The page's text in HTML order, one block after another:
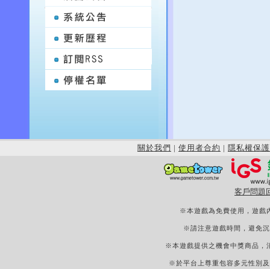
關於我們 | 使用者合約 | 隱私權保護
客戶問題
※本遊戲為免費使用，遊戲
※請注意遊戲時間，避免
※本遊戲提供之機會中獎商品，
※於平台上尊重包容多元性別